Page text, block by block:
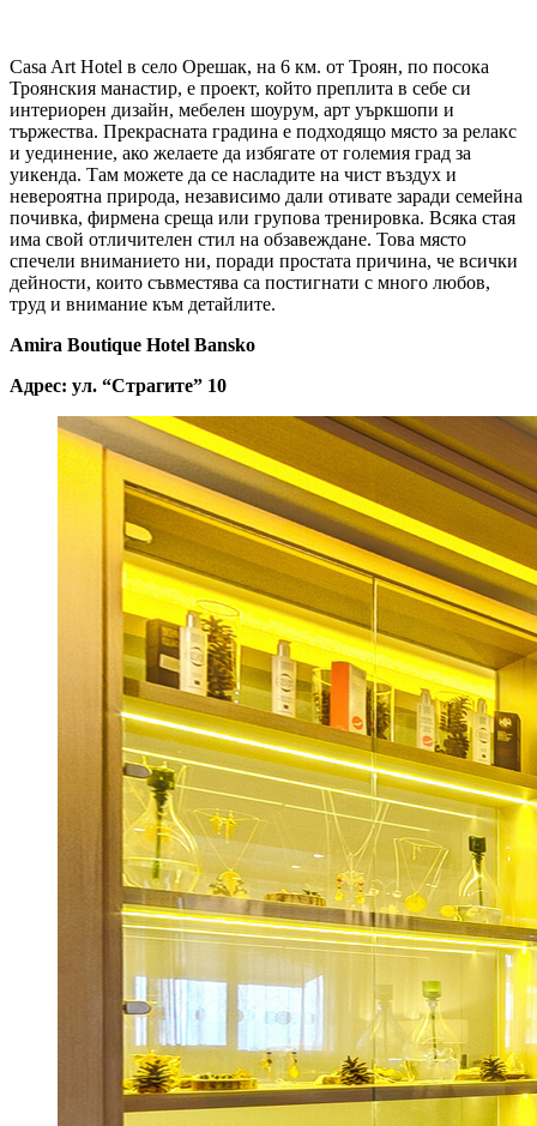
Casa Art Hotel в село Орешак, на 6 км. от Троян, по посока
Троянския манастир, е проект, който преплита в себе си
интериорен дизайн, мебелен шоурум, арт уъркшопи и
тържества. Прекрасната градина е подходящо място за релакс
и уединение, ако желаете да избягате от големия град за
уикенда. Там можете да се насладите на чист въздух и
невероятна природа, независимо дали отивате заради семейна
почивка, фирмена среща или групова тренировка. Всяка стая
има свой отличителен стил на обзавеждане. Това място
спечели вниманието ни, поради простата причина, че всички
дейности, които съвместява са постигнати с много любов,
труд и внимание към детайлите.
Amira Boutique Hotel Bansko
Адрес: ул. “Страгите” 10